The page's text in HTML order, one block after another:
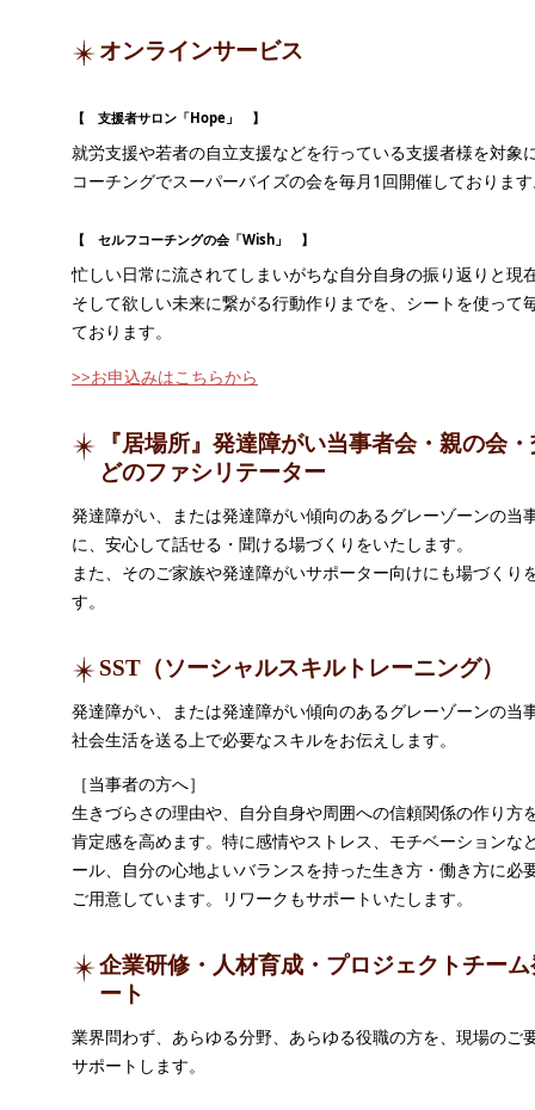
オンラインサービス
【 支援者サロン「Hope」 】
就労支援や若者の自立支援などを行っている支援者様を対象
コーチングでスーパーバイズの会を毎月1回開催しておりま
【 セルフコーチングの会「Wish」 】
忙しい日常に流されてしまいがちな自分自身の振り返りと現
そして欲しい未来に繋がる行動作りまでを、シートを使って
ております。
>>お申込みはこちらから
『居場所』発達障がい当事者会・親の会
どのファシリテーター
発達障がい、または発達障がい傾向のあるグレーゾーンの当
に、安心して話せる・聞ける場づくりをいたします。
また、そのご家族や発達障がいサポーター向けにも場づくり
す。
SST（ソーシャルスキルトレーニング）
発達障がい、または発達障がい傾向のあるグレーゾーンの当
社会生活を送る上で必要なスキルをお伝えします。
［当事者の方へ］
生きづらさの理由や、自分自身や周囲への信頼関係の作り方
肯定感を高めます。特に感情やストレス、モチベーションな
ール、自分の心地よいバランスを持った生き方・働き方に必
ご用意しています。リワークもサポートいたします。
企業研修・人材育成・プロジェクトチー
ート
業界問わず、あらゆる分野、あらゆる役職の方を、現場のご
サポートします。